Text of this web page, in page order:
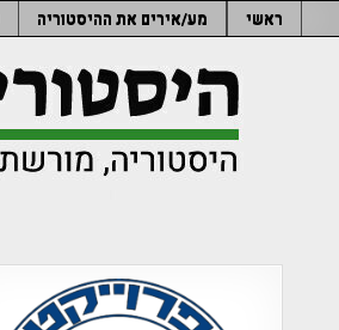
to
ראשי מע/אירים את ההיסטוריה